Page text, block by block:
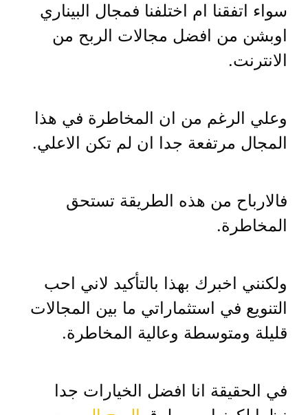
سواء اتفقنا ام اختلفنا فمجال البيناري
اوبشن من افضل مجالات الربح من
الانترنت.
وعلي الرغم من ان المخاطرة في هذا
المجال مرتفعة جدا ان لم تكن الاعلي.
فالارباح من هذه الطريقة تستحق
المخاطرة.
ولكنني اخبرك بهذا بالتأكيد لاني احب
التنويع في استثماراتي ما بين المجالات
قليلة ومتوسطة وعالية المخاطرة.
في الحقيقة انا افضل الخيارات جدا